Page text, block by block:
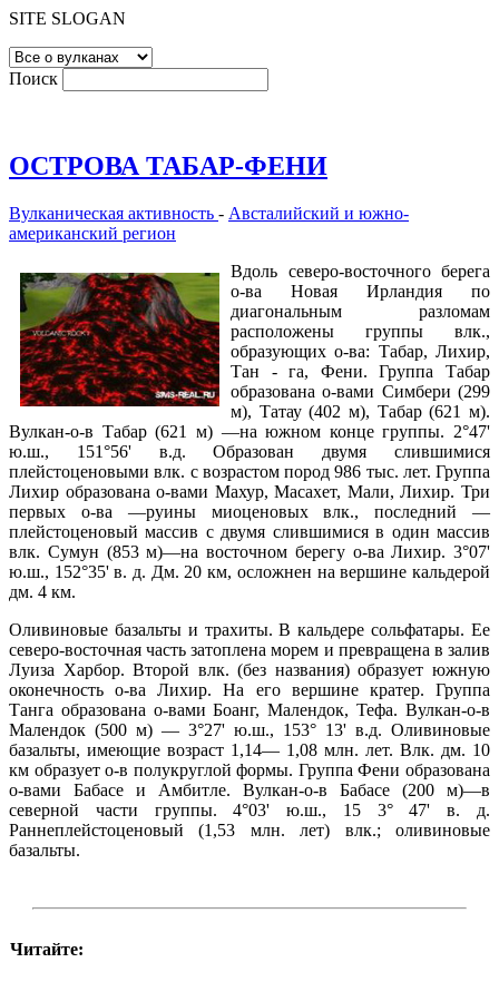
SITE SLOGAN
Поиск
ОСТРОВА ТАБАР-ФЕНИ
Вулканическая активность - Австалийский и южно-
американский регион
Вдоль северо-восточного берега
о-ва Новая Ирландия по
диагональным разломам
расположены группы влк.,
образующих о-ва: Табар, Лихир,
Тан - га, Фени. Группа Табар
образована о-вами Симбери (299
м), Татау (402 м), Табар (621 м).
Вулкан-о-в Табар (621 м) —на южном конце группы. 2°47'
ю.ш., 151°56' в.д. Образован двумя слившимися
плейстоценовыми влк. с возрастом пород 986 тыс. лет. Группа
Лихир образована о-вами Махур, Масахет, Мали, Лихир. Три
первых о-ва —руины миоценовых влк., последний —
плейстоценовый массив с двумя слившимися в один массив
влк. Сумун (853 м)—на восточном берегу о-ва Лихир. 3°07'
ю.ш., 152°35' в. д. Дм. 20 км, осложнен на вершине кальдерой
дм. 4 км.
Оливиновые базальты и трахиты. В кальдере сольфатары. Ее
северо-восточная часть затоплена морем и превращена в залив
Луиза Харбор. Второй влк. (без названия) образует южную
оконечность о-ва Лихир. На его вершине кратер. Группа
Танга образована о-вами Боанг, Малендок, Тефа. Вулкан-о-в
Малендок (500 м) — 3°27' ю.ш., 153° 13' в.д. Оливиновые
базальты, имеющие возраст 1,14— 1,08 млн. лет. Влк. дм. 10
км образует о-в полукруглой формы. Группа Фени образована
о-вами Бабасе и Амбитле. Вулкан-о-в Бабасе (200 м)—в
северной части группы. 4°03' ю.ш., 15 3° 47' в. д.
Раннеплейстоценовый (1,53 млн. лет) влк.; оливиновые
базальты.
Читайте: